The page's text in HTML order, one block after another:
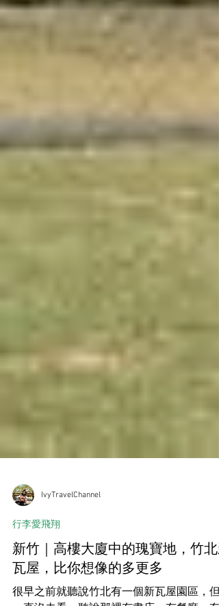
IvyTravelChannel
行李愛飛翔
新竹｜高樓大廈中的瑰寶地，竹北